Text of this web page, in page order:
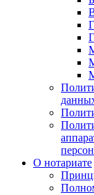
О нотариате